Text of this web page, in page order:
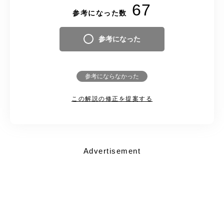
参考になった数 67
参考になった
参考にならなかった
この解説の修正を提案する
Advertisement